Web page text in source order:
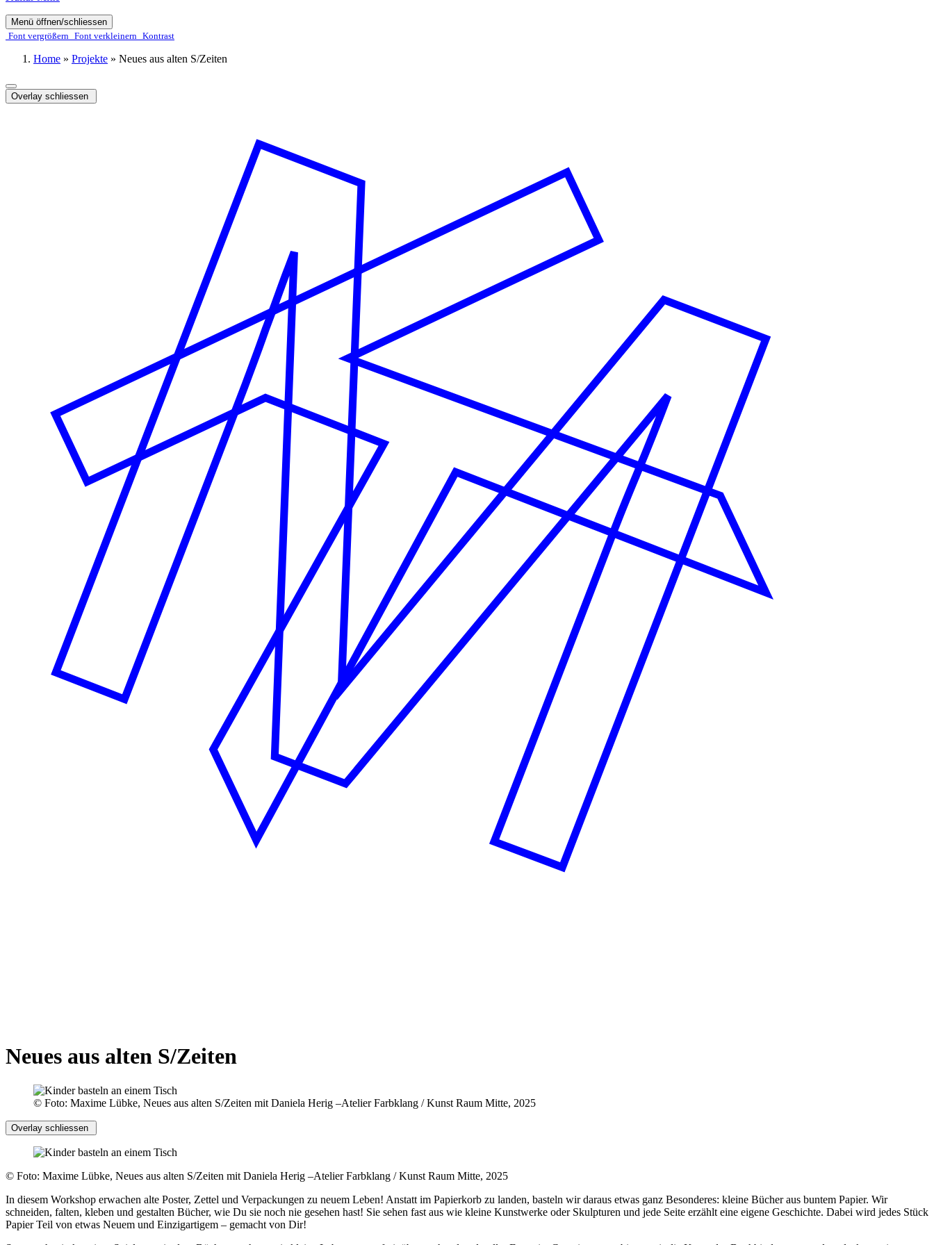
Menü öffnen/schliessen
Font ver­­größern Font ver­­kleinern Kontrast
Home » Projekte » Neues aus alten S/Zeiten
Overlay schliessen
Neues aus alten S/Zeiten
© Foto: Maxime Lübke, Neues aus alten S/Zeiten mit Daniela Herig –Atelier Farbklang / Kunst Raum Mitte, 2025
Overlay schliessen
© Foto: Maxime Lübke, Neues aus alten S/Zeiten mit Daniela Herig –Atelier Farbklang / Kunst Raum Mitte, 2025
In diesem Workshop erwachen alte Poster, Zettel und Verpackungen zu neuem Leben! Anstatt im Papierkorb zu landen, basteln wir daraus etwas ganz Besonderes: kleine Bücher aus buntem Papier. Wir
schneiden, falten, kleben und gestalten Bücher, wie Du sie noch nie gesehen hast! Sie sehen fast aus wie kleine Kunstwerke oder Skulpturen und jede Seite erzählt eine eigene Geschichte. Dabei wird jedes Stück
Papier Teil von etwas Neuem und Einzigartigem – gemacht von Dir!